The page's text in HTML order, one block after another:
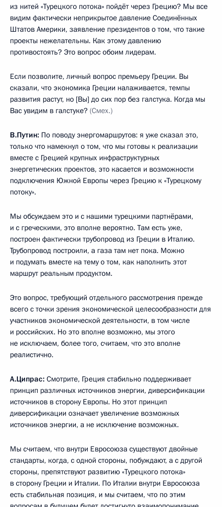
из нитей «Турецкого потока» пойдёт через Грецию? Мы все
видим фактически неприкрытое давление Соединённых
Штатов Америки, заявление президентов о том, что такие
проекты нежелательны. Как этому давлению
противостоять? Это вопрос обоим лидерам.
Если позволите, личный вопрос премьеру Греции. Вы
сказали, что экономика Греции налаживается, темпы
развития растут, но [Вы] до сих пор без галстука. Когда мы
Вас увидим в галстуке? (Смех.)
В.Путин: По поводу энергомаршрутов: я уже сказал это,
только что намекнул о том, что мы готовы к реализации
вместе с Грецией крупных инфраструктурных
энергетических проектов, это касается и возможности
подключения Южной Европы через Грецию к «Турецкому
потоку».
Мы обсуждаем это и с нашими турецкими партнёрами,
и с греческими, это вполне вероятно. Там есть уже,
построен фактически трубопровод из Греции в Италию.
Трубопровод построили, а газа там нет пока. Можно
и подумать вместе на тему о том, как наполнить этот
маршрут реальным продуктом.
Это вопрос, требующий отдельного рассмотрения прежде
всего с точки зрения экономической целесообразности для
участников экономической деятельности, в том числе
и российских. Но это вполне возможно, мы этого
не исключаем, более того, считаем, что это вполне
реалистично.
А.Ципрас: Смотрите, Греция стабильно поддерживает
принцип различных источников энергии, диверсификации
источников в сторону Европы. Но этот принцип
диверсификации означает увеличение возможных
источников энергии, а не исключение возможных.
Мы считаем, что внутри Евросоюза существуют двойные
стандарты, когда, с одной стороны, побуждают, а с другой
стороны, препятствуют развитию «Турецкого потока»
в сторону Греции и Италии. По Италии внутри Евросоюза
есть стабильная позиция, и мы считаем, что по этим